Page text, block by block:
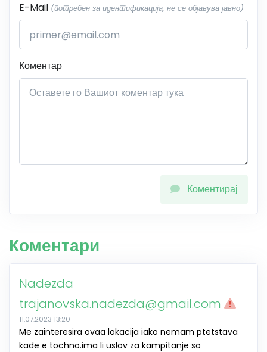
E-Mail (потребен за идентификација, не се објавува јавно)
Коментар
Коментирај
Коментари
Nadezda
trajanovska.nadezda@gmail.com
11.07.2023 13:20
Me zainteresira ovaa lokacija iako nemam ptetstava
kade e tochno.ima li uslov za kampitanje so